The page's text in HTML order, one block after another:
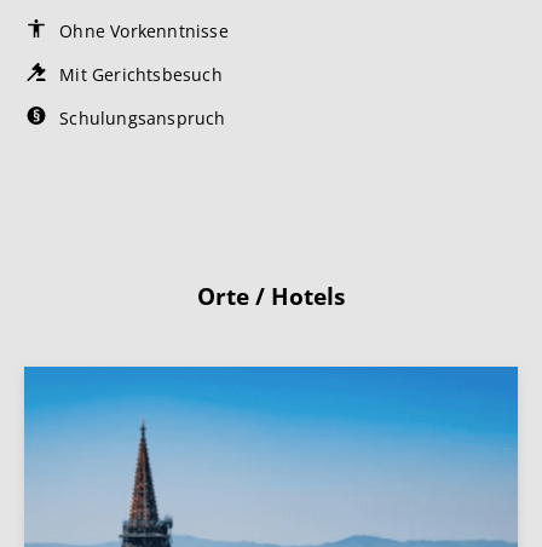
Ohne Vorkenntnisse
Mit Gerichtsbesuch
Schulungsanspruch
Orte / Hotels